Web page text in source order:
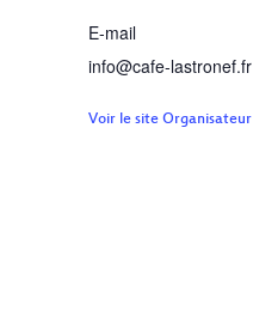
E-mail
info@cafe-lastronef.fr
Voir le site Organisateur